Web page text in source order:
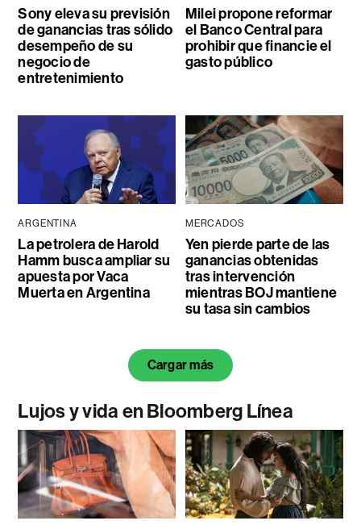
Sony eleva su previsión
de ganancias tras sólido
desempeño de su
negocio de
entretenimiento
Milei propone reformar
el Banco Central para
prohibir que financie el
gasto público
ARGENTINA
La petrolera de Harold
Hamm busca ampliar su
apuesta por Vaca
Muerta en Argentina
MERCADOS
Yen pierde parte de las
ganancias obtenidas
tras intervención
mientras BOJ mantiene
su tasa sin cambios
Cargar más
Lujos y vida en Bloomberg Línea